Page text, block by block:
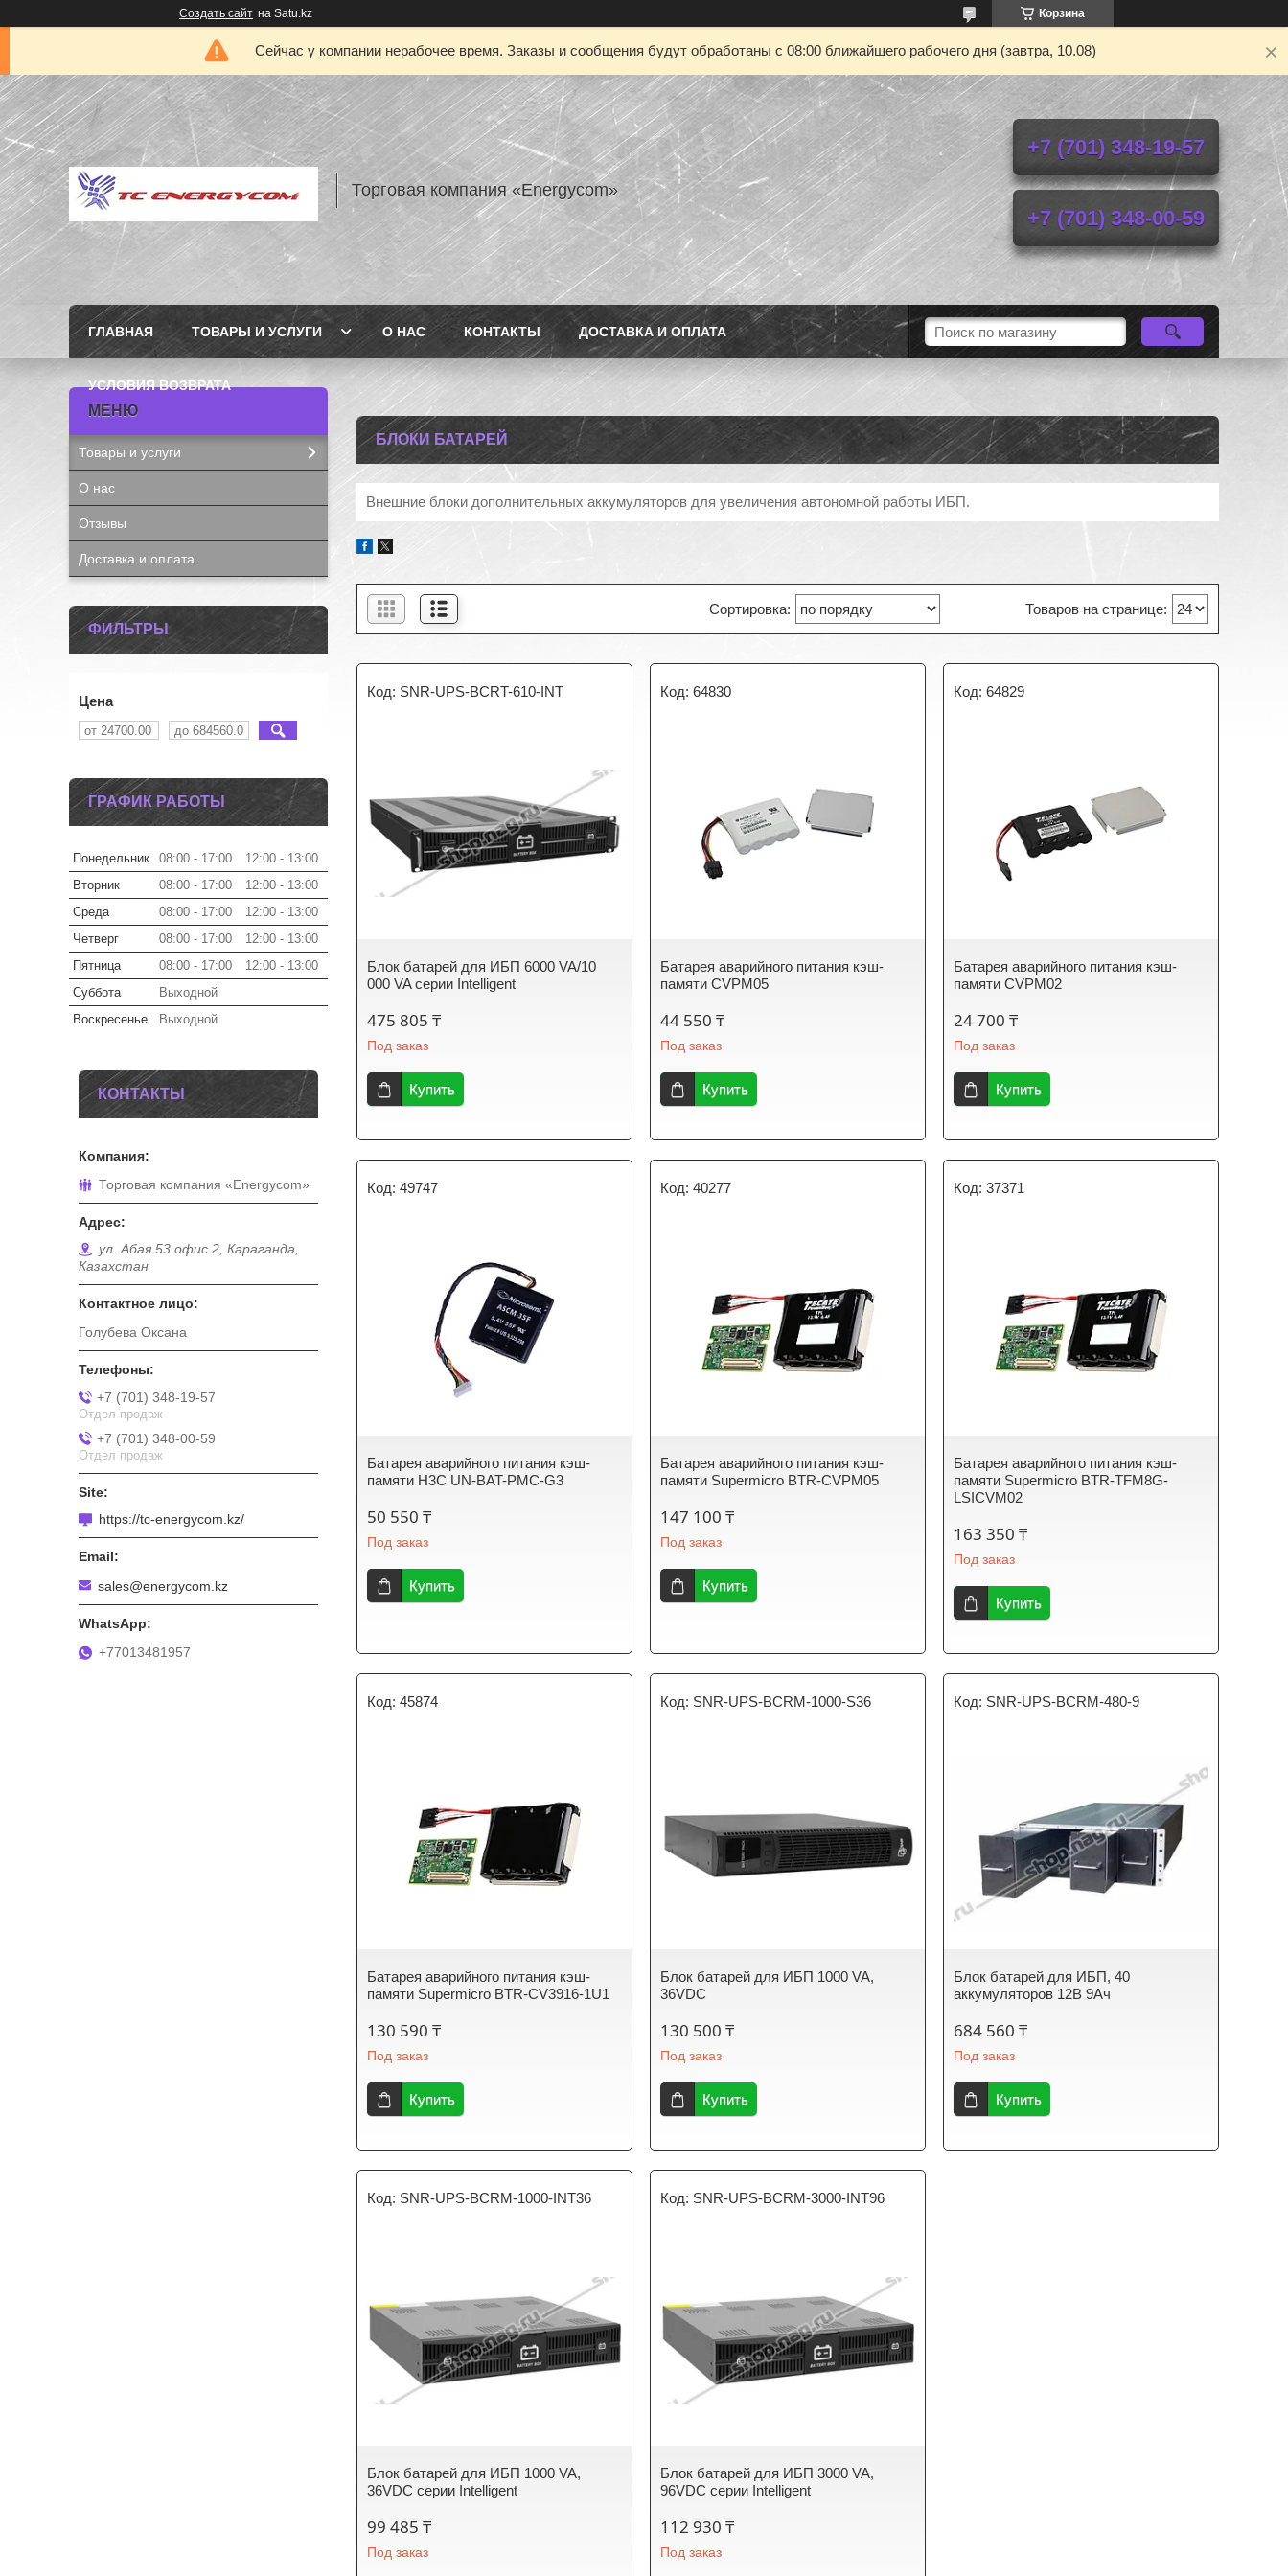
Создать сайт на Satu.kz Корзина
Сейчас у компании нерабочее время. Заказы и сообщения будут обработаны с 08:00 ближайшего рабочего дня (завтра, 10.08)
Торговая компания «Energycom»
+7 (701) 348-19-57
+7 (701) 348-00-59
ГЛАВНАЯ ТОВАРЫ И УСЛУГИ О НАС КОНТАКТЫ ДОСТАВКА И ОПЛАТА
УСЛОВИЯ ВОЗВРАТА
БЛОКИ БАТАРЕЙ
Внешние блоки дополнительных аккумуляторов для увеличения автономной работы ИБП.
SNR-UPS-BCRT-610-INT
Блок батарей для ИБП 6000 VA/10
000 VA серии Intelligent
475 805 ₸
Под заказ
Купить
64830
Батарея аварийного питания кэш-
памяти CVPM05
44 550 ₸
Под заказ
Купить
64829
Батарея аварийного питания кэш-
памяти CVPM02
24 700 ₸
Под заказ
Купить
49747
Батарея аварийного питания кэш-
памяти H3C UN-BAT-PMC-G3
50 550 ₸
Под заказ
Купить
40277
Батарея аварийного питания кэш-
памяти Supermicro BTR-CVPM05
147 100 ₸
Под заказ
Купить
37371
Батарея аварийного питания кэш-
памяти Supermicro BTR-TFM8G-
LSICVM02
163 350 ₸
Под заказ
Купить
45874
Батарея аварийного питания кэш-
памяти Supermicro BTR-CV3916-1U1
130 590 ₸
Под заказ
Купить
SNR-UPS-BCRM-1000-S36
Блок батарей для ИБП 1000 VA,
36VDC
130 500 ₸
Под заказ
Купить
SNR-UPS-BCRM-480-9
Блок батарей для ИБП, 40
аккумуляторов 12В 9Ач
684 560 ₸
Под заказ
Купить
SNR-UPS-BCRM-1000-INT36
Блок батарей для ИБП 1000 VA,
36VDC серии Intelligent
99 485 ₸
Под заказ
SNR-UPS-BCRM-3000-INT96
Блок батарей для ИБП 3000 VA,
96VDC серии Intelligent
112 930 ₸
Под заказ
Товары и услуги
О нас
Отзывы
Доставка и оплата
ФИЛЬТРЫ
Цена
ГРАФИК РАБОТЫ
Понедельник 08:00 17:00 12:00
13:00
Вторник
08:00 17:00 12:00
13:00
Среда
08:00 17:00 12:00
13:00
Четверг
08:00 17:00 12:00
13:00
Пятница
08:00 17:00 12:00
13:00
Суббота
Выходной
Воскресенье
Выходной
КОНТАКТЫ
Торговая компания «Energycom»
ул. Абая 53 офис 2, Караганда,
Казахстан
Голубева Оксана
+7 (701) 348-19-57
Отдел продаж
+7 (701) 348-00-59
Отдел продаж
https://tc-energycom.kz/
sales@energycom.kz
+77013481957